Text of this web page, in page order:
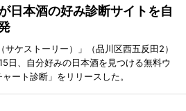
日本酒の好み診断サイトを自
ケストーリー）」（品川区西五反田2）
日、自分好みの日本酒を見つける無料ウ
ート診断」をリリースした。